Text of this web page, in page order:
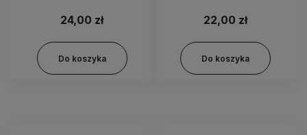
24,00 zł
Do koszyka
22,00 zł
Do koszyka